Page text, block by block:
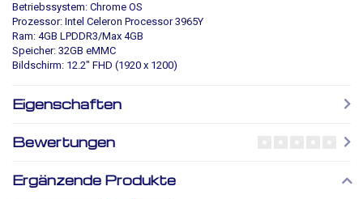
Betriebssystem: Chrome OS
Prozessor: Intel Celeron Processor 3965Y
Ram: 4GB LPDDR3/Max 4GB
Speicher: 32GB eMMC
Bildschirm: 12.2" FHD (1920 x 1200)
Eigenschaften
Bewertungen
Ergänzende Produkte